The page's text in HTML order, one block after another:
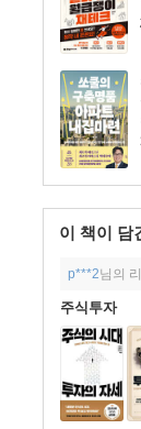
이 책이 담
p***2님의
주식투자